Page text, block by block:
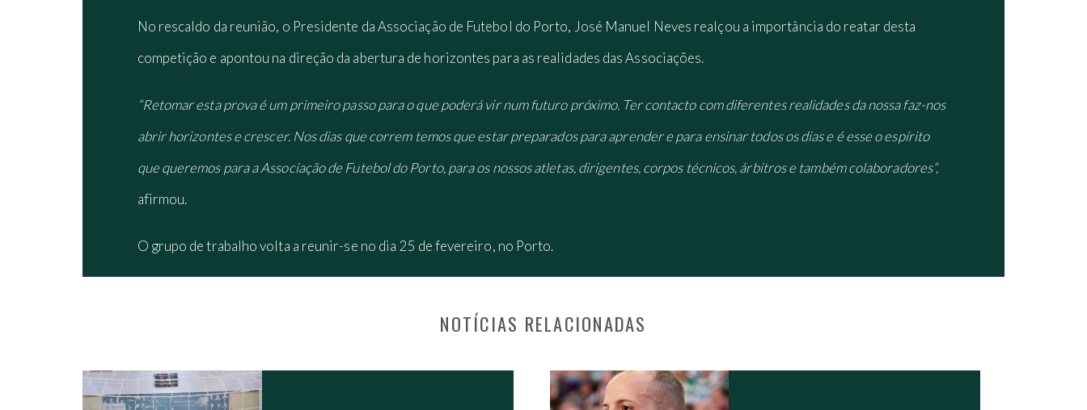
No rescaldo da reunião, o Presidente da Associação de Futebol do Porto, José Manuel Neves realçou a importância do reatar desta
competição e apontou na direção da abertura de horizontes para as realidades das Associações.
“Retomar esta prova é um primeiro passo para o que poderá vir num futuro próximo. Ter contacto com diferentes realidades da nossa faz-nos
abrir horizontes e crescer. Nos dias que correm temos que estar preparados para aprender e para ensinar todos os dias e é esse o espírito
que queremos para a Associação de Futebol do Porto, para os nossos atletas, dirigentes, corpos técnicos, árbitros e também colaboradores”,
afirmou.
O grupo de trabalho volta a reunir-se no dia 25 de fevereiro, no Porto.
NOTÍCIAS RELACIONADAS
NAVEGAÇÃO NOS POSTS